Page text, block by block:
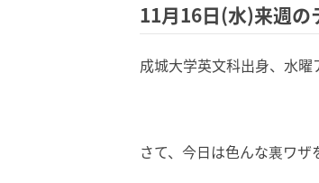
11月16日(水)来週の
成城大学英文科出身、水曜
さて、今日は色んな裏ワ